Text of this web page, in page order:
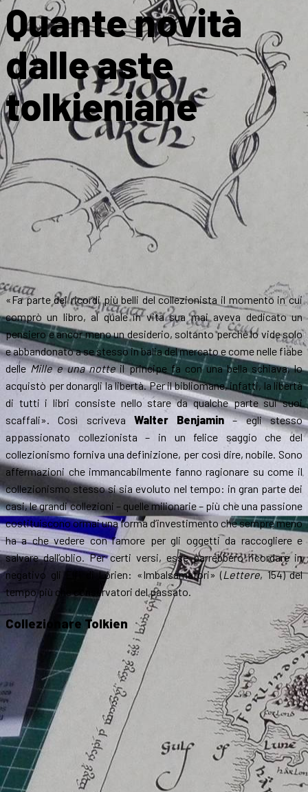
Quante novità
dalle aste
tolkieniane
«Fa parte dei ricordi più belli del collezionista il momento in cui
comprò un libro, al quale in vita sua mai aveva dedicato un
pensiero e ancor meno un desiderio, soltanto perché lo vide solo
e abbandonato a se stesso in balia del mercato e come nelle fiabe
delleMille e una notte il principe fa con una bella schiava, lo
acquistò per donargli la libertà. Per il bibliomane, infatti, la libertà
di tutti i libri consiste nello stare da qualche parte sui suoi
scaffali». Così scriveva Walter Benjamin– egli stesso
appassionato collezionista – in un felice saggio che del
collezionismo forniva una definizione, per così dire, nobile. Sono
affermazioni che immancabilmente fanno ragionare su come il
collezionismo stesso si sia evoluto nel tempo: in gran parte dei
casi, le grandi collezioni – quelle milionarie – più che una passione
costituiscono ormai una forma d’investimento che sempre meno
ha a che vedere con l’amore per gli oggetti da raccogliere e
salvare dall’oblio. Per certi versi, esse parrebbero ricordare in
negativo gli Elfi di Lórien: «Imbalsamatori» (Lettere, 154) del
tempo più che conservatori del passato.
Collezionare Tolkien